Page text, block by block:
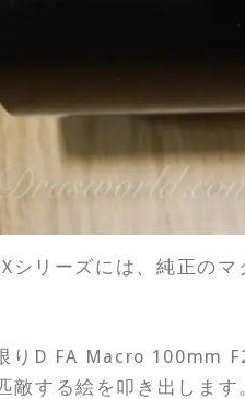
シリーズには、純正のマ
りD FA Macro 100mm
敵する絵を叩き出します